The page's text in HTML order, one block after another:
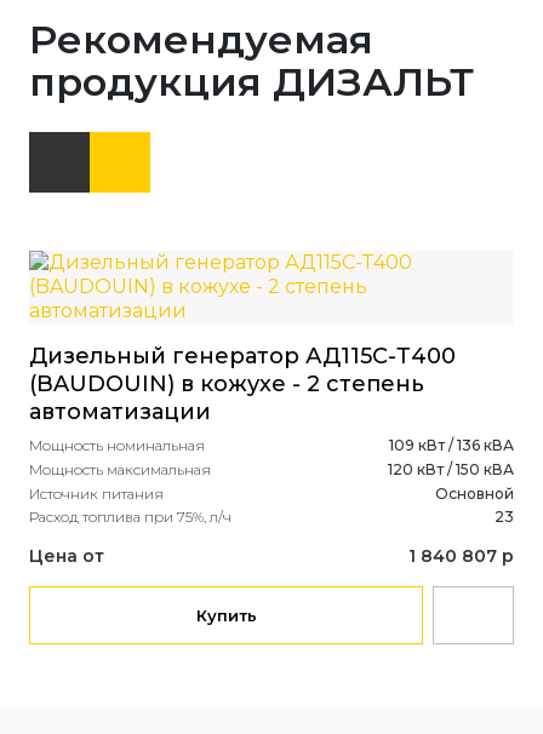
Рекомендуемая
продукция ДИЗАЛЬТ
Дизельный генератор АД115С-Т400
(BAUDOUIN) в кожухе - 2 степень
автоматизации
Мощность номинальная
109 кВт / 136 кВА
Мощность максимальная
120 кВт / 150 кВА
Источник питания
Основной
Расход топлива при 75%, л/ч
23
Цена от 1 840 807 р
Купить